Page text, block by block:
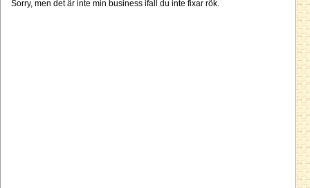
Sorry, men det är inte min business ifall du inte fixar rök.